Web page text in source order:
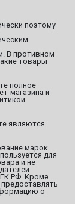
поэтому
В противном
товары
полное
магазина и
являются
марок
для
и не
РФ. Кроме
о